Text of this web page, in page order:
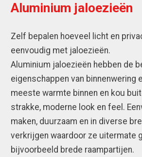
Aluminium jaloezieën
Zelf bepalen hoeveel licht en
eenvoudig met jaloezieën.
Aluminium jaloezieën hebben de
eigenschappen van binnenwering
meeste warmte binnen en kou
strakke, moderne look en feel.
maken, duurzaam en in diverse
verkrijgen waardoor ze uitermate
bijvoorbeeld brede raampartijen.